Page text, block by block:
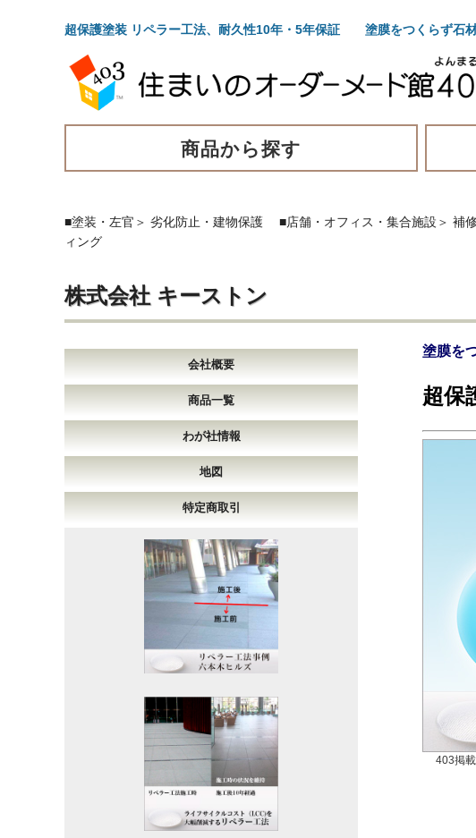
超保護塗装 リペラー工法、耐久性10年・5年保証 塗膜をつくらず石
商品から探す
■塗装・左官 ＞ 劣化防止・建物保護 ■店舗・オフィス・集合施設 ＞ 補
ィング
株式会社 キーストン
会社概要
商品一覧
わが社情報
地図
特定商取引
塗膜を
超保
403掲